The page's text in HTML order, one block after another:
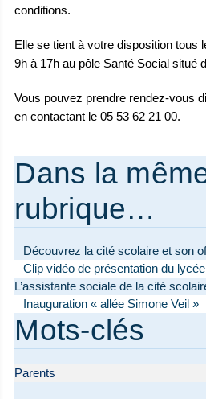
conditions.
Elle se tient à votre disposition tous
9h à 17h au pôle Santé Social situé
Vous pouvez prendre rendez-vous
en contactant le 05 53 62 21 00.
Dans la
rubrique…
Découvrez la cité scolaire et son
Clip vidéo de présentation du
L’assistante sociale de la cité
Inauguration « allée Simone Veil »
Mots-clés
Parents